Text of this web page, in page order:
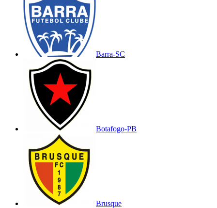
Barra-SC
Botafogo-PB
Brusque